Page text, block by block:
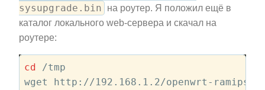
sysupgrade.bin
на роутер. Я положил ещё в
каталог локального web-сервера и скачал на
роутере:
cd /tmp
wget http://192.168.1.2/openwrt-ramips-